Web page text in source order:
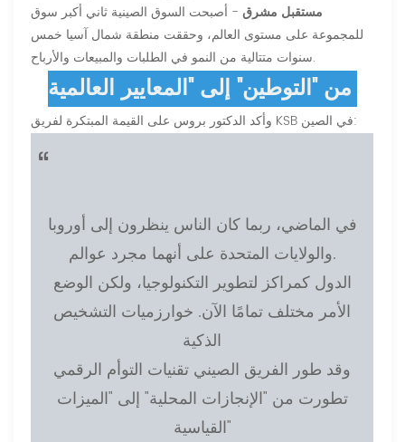
مستقبل مشرق- أصبحت السوق الصينية ثاني أكبر سوق
للمجموعة على مستوى العالم، وحققت منطقة شمال آسيا خمس
سنوات متتالية من النمو في الطلبات والمبيعات والأرباح.
وأكد الدكتور بروس على القيمة المبتكرة لفريق KSB في الصين:
“
في الماضي، ربما كان الناس ينظرون إلى أوروبا
والولايات المتحدة على أنهما مجرد عوالم.
الدول كمراكز لتطوير التكنولوجيا، ولكن الوضع
الأمر مختلف تمامًا الآن. خوارزميات التشخيص
الذكية
وقد طور الفريق الصيني تقنيات التوأم الرقمي
تطورت من "الإنجازات المحلية" إلى "الميزات
القياسية"